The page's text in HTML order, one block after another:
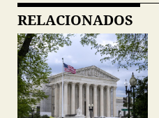
RELACIONADOS